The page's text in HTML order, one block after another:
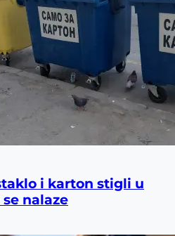
i karton stigli u
se nalaze